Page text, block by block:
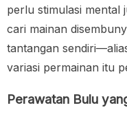
perlu stimulasi
cari mainan
tantangan
variasi permainan itu
Perawatan Bulu